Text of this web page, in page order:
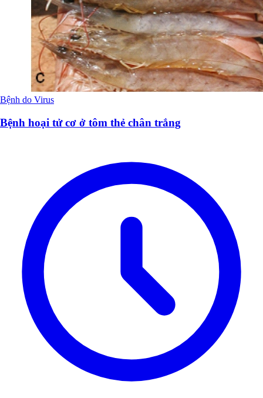
Bệnh do Virus
Bệnh hoại tử cơ ở tôm thẻ chân trắng